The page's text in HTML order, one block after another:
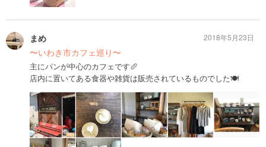
まめ
〜いわき市カフェ巡り〜
主にパンが中心のカフェです🥖
店内に置いてある食器や雑貨は販売されているものでした🍽
2018年5月23日